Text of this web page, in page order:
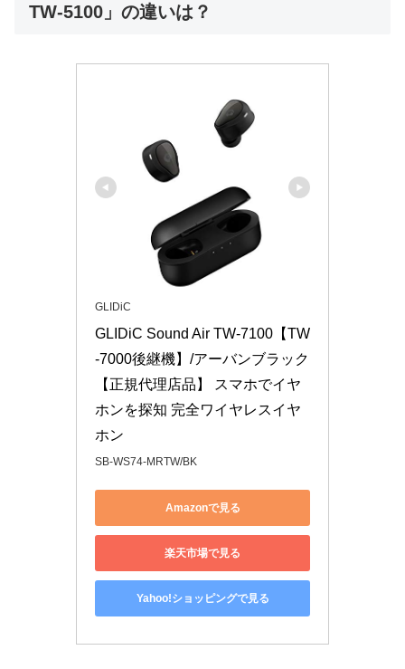
TW-5100」の違いは？
GLIDiC
GLIDiC Sound Air TW-7100【TW
-7000後継機】/アーバンブラック
【正規代理店品】 スマホでイヤ
ホンを探知 完全ワイヤレスイヤ
ホン
SB-WS74-MRTW/BK
Amazonで見る
楽天市場で見る
Yahoo!ショッピングで見る